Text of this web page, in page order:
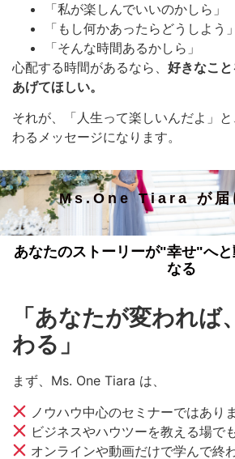
「私が楽しんでいいのかしら」
「もし何かあったらどうしよう」
「そんな時間あるかしら」
心配する時間があるなら、 好きなこ
あげてほしい。
それが、「人生って楽しいんだよ」
わるメッセージになります。
Ms.One Tiara が届
あなたのストーリーが"幸せ"へ
なる
「あなたが変われば
わる」
まず、Ms. One Tiara は、
ノウハウ中心のセミナーではあり
ビジネスやハウツーを教える場で
オンラインや動画だけで学んで終